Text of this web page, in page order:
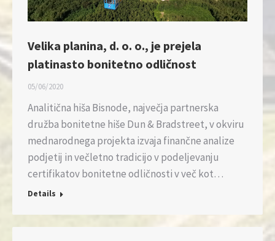
Velika planina, d. o. o., je prejela
platinasto bonitetno odličnost
05/06/2020
Analitična hiša Bisnode, največja partnerska
družba bonitetne hiše Dun & Bradstreet, v okviru
mednarodnega projekta izvaja finančne analize
podjetij in večletno tradicijo v podeljevanju
certifikatov bonitetne odličnosti v več kot…
Details